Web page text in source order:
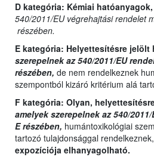
D kategória: Kémiai hatóanyagok,
540/2011/EU végrehajtási rendelet
részében.
E kategória: Helyettesítésre jelölt
szerepelnek az 540/2011/EU
részében, de nem rendelkeznek
szempontból kizáró kritérium alá
F kategória: Olyan,
amelyek szerepelnek az 540/
E részében, humántoxikológiai
tartozó tulajdonsággal
expozíciója elhanyagolható.